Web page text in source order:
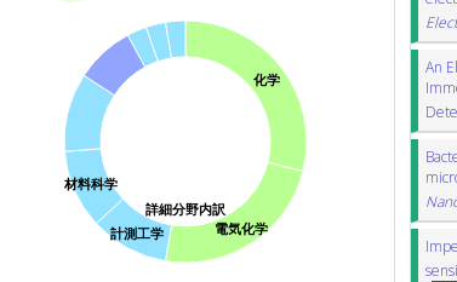
詳細分野内訳
化学
電気化学
計測工学
材料科学
An